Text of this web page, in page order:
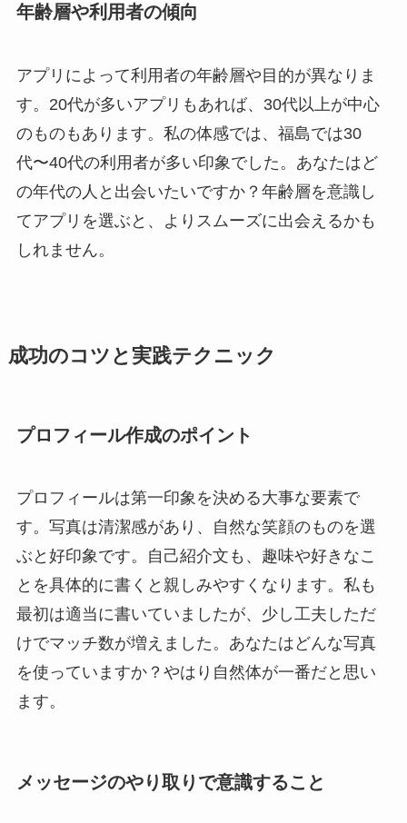
年齢層や利用者の傾向
アプリによって利用者の年齢層や目的が異なりま
す。20代が多いアプリもあれば、30代以上が中心
のものもあります。私の体感では、福島では30
代〜40代の利用者が多い印象でした。あなたはど
の年代の人と出会いたいですか？年齢層を意識し
てアプリを選ぶと、よりスムーズに出会えるかも
しれません。
成功のコツと実践テクニック
プロフィール作成のポイント
プロフィールは第一印象を決める大事な要素で
す。写真は清潔感があり、自然な笑顔のものを選
ぶと好印象です。自己紹介文も、趣味や好きなこ
とを具体的に書くと親しみやすくなります。私も
最初は適当に書いていましたが、少し工夫しただ
けでマッチ数が増えました。あなたはどんな写真
を使っていますか？やはり自然体が一番だと思い
ます。
メッセージのやり取りで意識すること